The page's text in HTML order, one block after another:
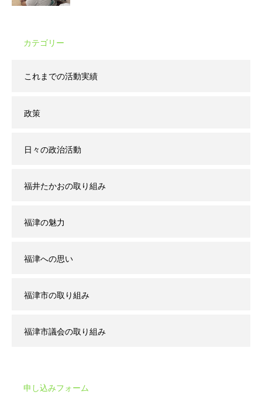
カテゴリー
これまでの活動実績
政策
日々の政治活動
福井たかおの取り組み
福津の魅力
福津への思い
福津市の取り組み
福津市議会の取り組み
申し込みフォーム